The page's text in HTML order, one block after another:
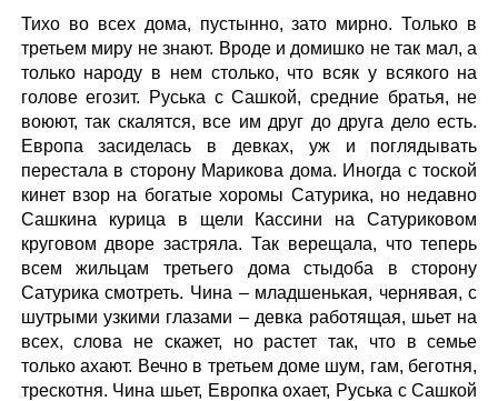
Тихо во всех дома, пустынно, зато мирно. Только в
третьем миру не знают. Вроде и домишко не так мал, а
только народу в нем столько, что всяк у всякого на
голове егозит. Руська с Сашкой, средние братья, не
воюют, так скалятся, все им друг до друга дело есть.
Европа засиделась в девках, уж и поглядывать
перестала в сторону Марикова дома. Иногда с тоской
кинет взор на богатые хоромы Сатурика, но недавно
Сашкина курица в щели Кассини на Сатуриковом
круговом дворе застряла. Так верещала, что теперь
всем жильцам третьего дома стыдоба в сторону
Сатурика смотреть. Чина – младшенькая, чернявая, с
шутрыми узкими глазами – девка работящая, шьет на
всех, слова не скажет, но растет так, что в семье
только ахают. Вечно в третьем доме шум, гам, беготня,
трескотня. Чина шьет, Европка охает, Руська с Сашкой